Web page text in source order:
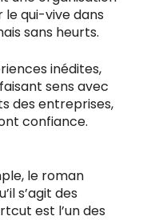
le qui-vive dans
sans heurts.
inédites,
sens avec
des entreprises,
confiance.
le roman
s’agit des
est l’un des